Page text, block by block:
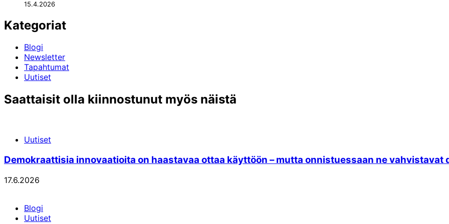
15.4.2026
Kategoriat
Blogi
Newsletter
Tapahtumat
Uutiset
Saattaisit olla kiinnostunut myös näistä
Uutiset
Demokraattisia innovaatioita on haastavaa ottaa käyttöön – mutta onnistuessaan ne vahvistavat
17.6.2026
Blogi
Uutiset